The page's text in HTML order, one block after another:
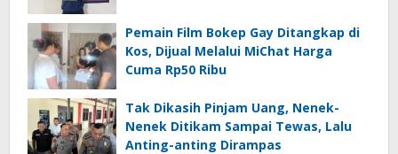
Pemain Film Bokep Gay Ditangkap di
Kos, Dijual Melalui MiChat Harga
Cuma Rp50 Ribu
Tak Dikasih Pinjam Uang, Nenek-
Nenek Ditikam Sampai Tewas, Lalu
Anting-anting Dirampas